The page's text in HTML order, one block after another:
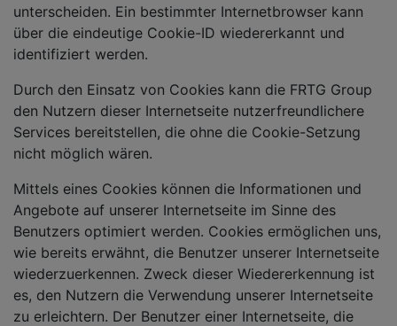
unterscheiden. Ein bestimmter Internetbrowser kann
über die eindeutige Cookie-ID wiedererkannt und
identifiziert werden.
Durch den Einsatz von Cookies kann die FRTG Group
den Nutzern dieser Internetseite nutzerfreundlichere
Services bereitstellen, die ohne die Cookie-Setzung
nicht möglich wären.
Mittels eines Cookies können die Informationen und
Angebote auf unserer Internetseite im Sinne des
Benutzers optimiert werden. Cookies ermöglichen uns,
wie bereits erwähnt, die Benutzer unserer Internetseite
wiederzuerkennen. Zweck dieser Wiedererkennung ist
es, den Nutzern die Verwendung unserer Internetseite
zu erleichtern. Der Benutzer einer Internetseite, die